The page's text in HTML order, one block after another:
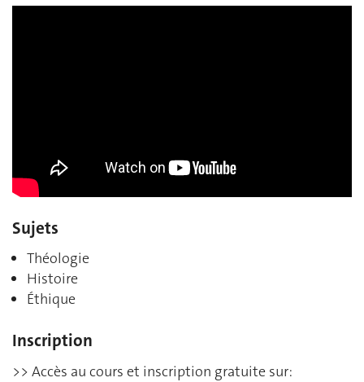
Sujets
Théologie
Histoire
Éthique
Inscription
>> Accès au cours et inscription gratuite sur: